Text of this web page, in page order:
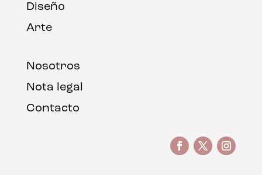
Diseño
Arte
Nosotros
Nota legal
Contacto